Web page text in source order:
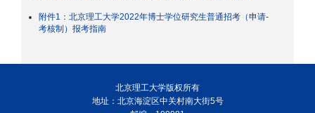
附件1：北京理工大学2022年博士学位研究生普通招考（申请-
考核制）报考指南
北京理工大学版权所有
地址：北京海淀区中关村南大街5号